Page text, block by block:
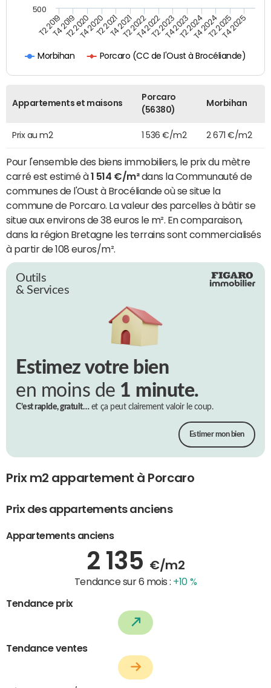
Morbihan Porcaro (CC de l'Oust à Brocéliande)
T2 2019T4 2019T2 2020T4 2020T2 2021T4 2021T2 2022T4 2022T2 2023T4 2023T2 2024T4 2024T2 2025T4 2025
500
Appartements et maisons
Porcaro
(56380)
Morbihan
Prix au m2 1 536 €/m2 2 671 €/m2
Pour l'ensemble des biens immobiliers, le prix du mètre
carré est estimé à1 514 €/m²dans la Communauté de
communes de l'Oust à Brocéliande où se situe la
commune de Porcaro. La valeur des parcelles à bâtir se
situe aux environs de 38 euros le m². En comparaison,
dans la région Bretagne les terrains sont commercialisés
à partir de 108 euros/m².
Outils
& Services
Estimez votre bien
en moins de 1 minute.
C’est rapide, gratuit…et ça peut clairement valoir le coup.
Estimer mon bien
Prix m2 appartement à Porcaro
Prix des appartements anciens
Appartements anciens
2 135 €/m2
Tendance sur 6 mois : +10 %
Tendance prix
Tendance ventes